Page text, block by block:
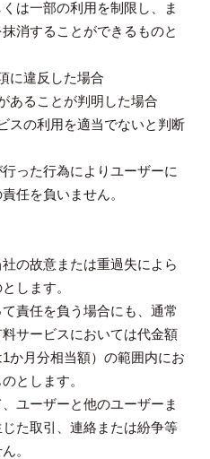
は一部の利用を制限し、ま
消することができるものと
に違反した場合
あることが判明した場合
スの利用を適当でないと判断
った行為によりユーザーに
任を負いません。
の故意または重過失によら
します。
責任を負う場合にも、通常
サービスにおいては代金額
か月分相当額）の範囲内にお
とします。
ユーザーと他のユーザーま
た取引、連絡または紛争等
。